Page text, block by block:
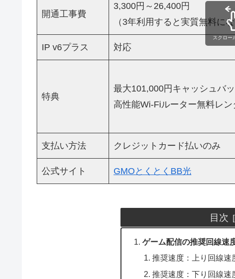
開通工事費
3,300円～26,400円
（3年利用すると実質無料に
IP v6プラス 対応
特典
最大101,000円キャッシュバ
高性能Wi-Fiルーター無料レ
支払い方法 クレジットカード払いのみ
公式サイト GMOとくとくBB光
スクロー
目次
ゲーム配信の推奨回線速
推奨速度：上り回線速
推奨速度：下り回線速